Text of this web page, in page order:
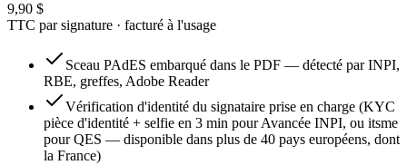
9,90 $
TTC par signature · facturé à l'usage
Sceau PAdES embarqué dans le PDF — détecté par INPI,
RBE, greffes, Adobe Reader
Vérification d'identité du signataire prise en charge (KYC
pièce d'identité + selfie en 3 min pour Avancée INPI, ou itsme
pour QES — disponible dans plus de 40 pays européens, dont
la France)